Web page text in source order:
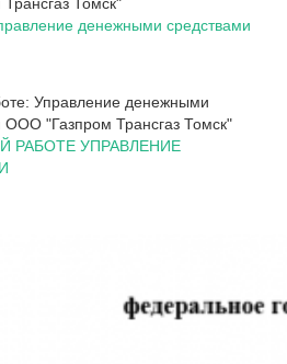
денежными средствами
Управление денежными
ООО "Газпром Трансгаз Томск"
РАБОТЕ УПРАВЛЕНИЕ